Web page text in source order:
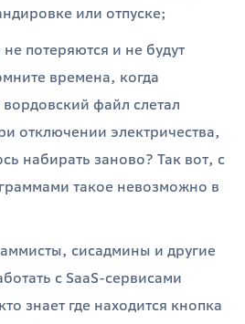
или отпуске;
потеряются и не будут
времена, когда
файл слетал
отключении электричества,
набирать заново? Так вот, с
такое невозможно в
сисадмины и другие
с SaaS-сервисами
знает где находится кнопка